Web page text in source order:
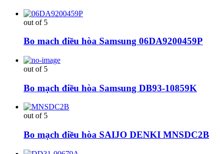
out of 5
Bo mach điều hòa Samsung 06DA9200459P
out of 5
Bo mạch điều hòa Samsung DB93-10859K
out of 5
Bo mạch điều hòa SAIJO DENKI MNSDC2B